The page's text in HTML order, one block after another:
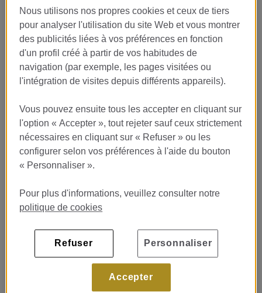
Descubre cómo funciona la gestión
interna de un hotel de lujo
Monument Hotel 5GL
, uno de los hoteles más exclusivos de
Barcelona, buscamos incorporar un/a estudiante en prácticas
para elDepartamento de Compras.
Si te interesa la gestión administrativa, la organización y el
esta es una excelente oportunidad para aprender desde dentro
cómo se coordina uno de los departamentos clave de un hotel
5 estrellas gran lujo.
administrativas
proveedores, pedidos, control de producto y procesos
administrativos en un entorno premium y altamente profesional.
Nous utilisons nos propres cookies et ceux de tiers
pour analyser l'utilisation du site Web et vous montrer
des publicités liées à vos préférences en fonction
d'un profil créé à partir de vos habitudes de
navigation (par exemple, les pages visitées ou
l'intégration de visites depuis différents appareils).
Vous pouvez ensuite tous les accepter en cliquant sur
l'option « Accepter », tout rejeter sauf ceux strictement
nécessaires en cliquant sur « Refuser » ou les
configurer selon vos préférences à l'aide du bouton
« Personnaliser ».
Pour plus d'informations, veuillez consulter notre
politique de cookies
Refuser
Accepter
Personnaliser